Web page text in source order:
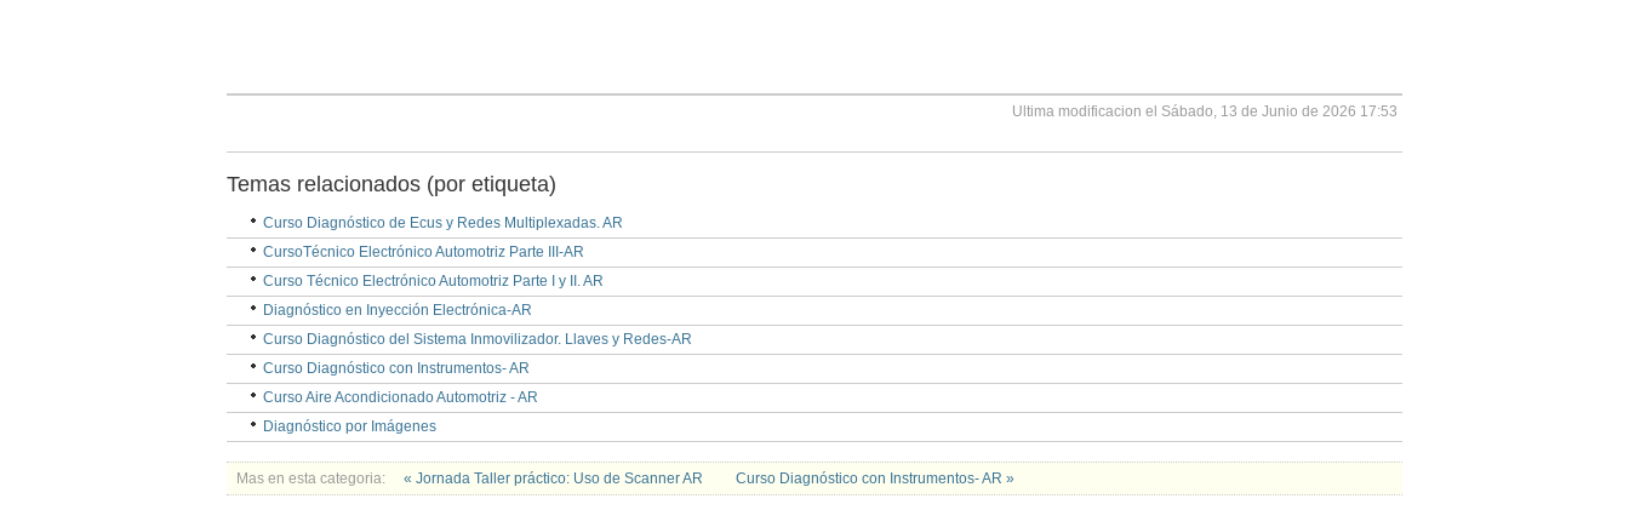
Ultima modificacion el Sábado, 13 de Junio de 2026 17:53
Temas relacionados (por etiqueta)
Curso Diagnóstico de Ecus y Redes Multiplexadas. AR
CursoTécnico Electrónico Automotriz Parte III-AR
Curso Técnico Electrónico Automotriz Parte I y II. AR
Diagnóstico en Inyección Electrónica-AR
Curso Diagnóstico del Sistema Inmovilizador. Llaves y Redes-AR
Curso Diagnóstico con Instrumentos- AR
Curso Aire Acondicionado Automotriz - AR
Diagnóstico por Imágenes
Mas en esta categoria: « Jornada Taller práctico: Uso de Scanner AR Curso Diagnóstico con Instrumentos- AR »